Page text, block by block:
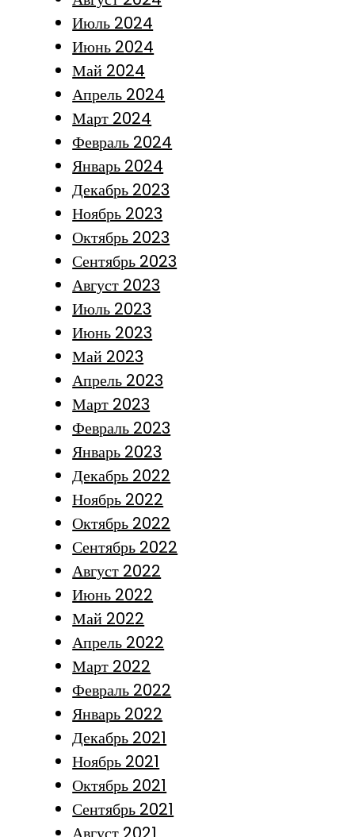
Июль 2024
Июнь 2024
Май 2024
Апрель 2024
Март 2024
Февраль 2024
Январь 2024
Декабрь 2023
Ноябрь 2023
Октябрь 2023
Сентябрь 2023
Август 2023
Июль 2023
Июнь 2023
Май 2023
Апрель 2023
Март 2023
Февраль 2023
Январь 2023
Декабрь 2022
Ноябрь 2022
Октябрь 2022
Сентябрь 2022
Август 2022
Июнь 2022
Май 2022
Апрель 2022
Март 2022
Февраль 2022
Январь 2022
Декабрь 2021
Ноябрь 2021
Октябрь 2021
Сентябрь 2021